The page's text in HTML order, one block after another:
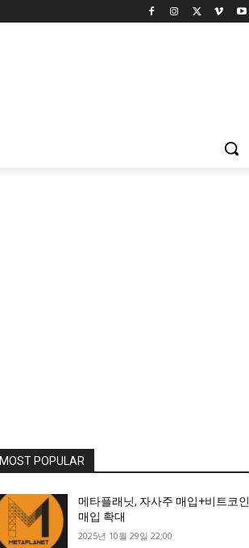
MOST POPULAR
메타플래닛, 자사주 매입+비트코인
매입 확대
2025년 10월 29일 22:00